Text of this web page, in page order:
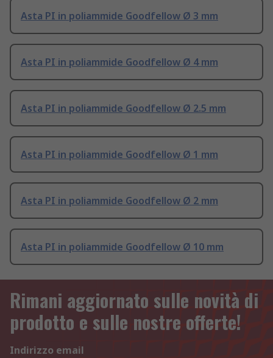
Asta PI in poliammide Goodfellow Ø 3 mm
Asta PI in poliammide Goodfellow Ø 4 mm
Asta PI in poliammide Goodfellow Ø 2.5 mm
Asta PI in poliammide Goodfellow Ø 1 mm
Asta PI in poliammide Goodfellow Ø 2 mm
Asta PI in poliammide Goodfellow Ø 10 mm
Rimani aggiornato sulle novità di
prodotto e sulle nostre offerte!
Indirizzo email